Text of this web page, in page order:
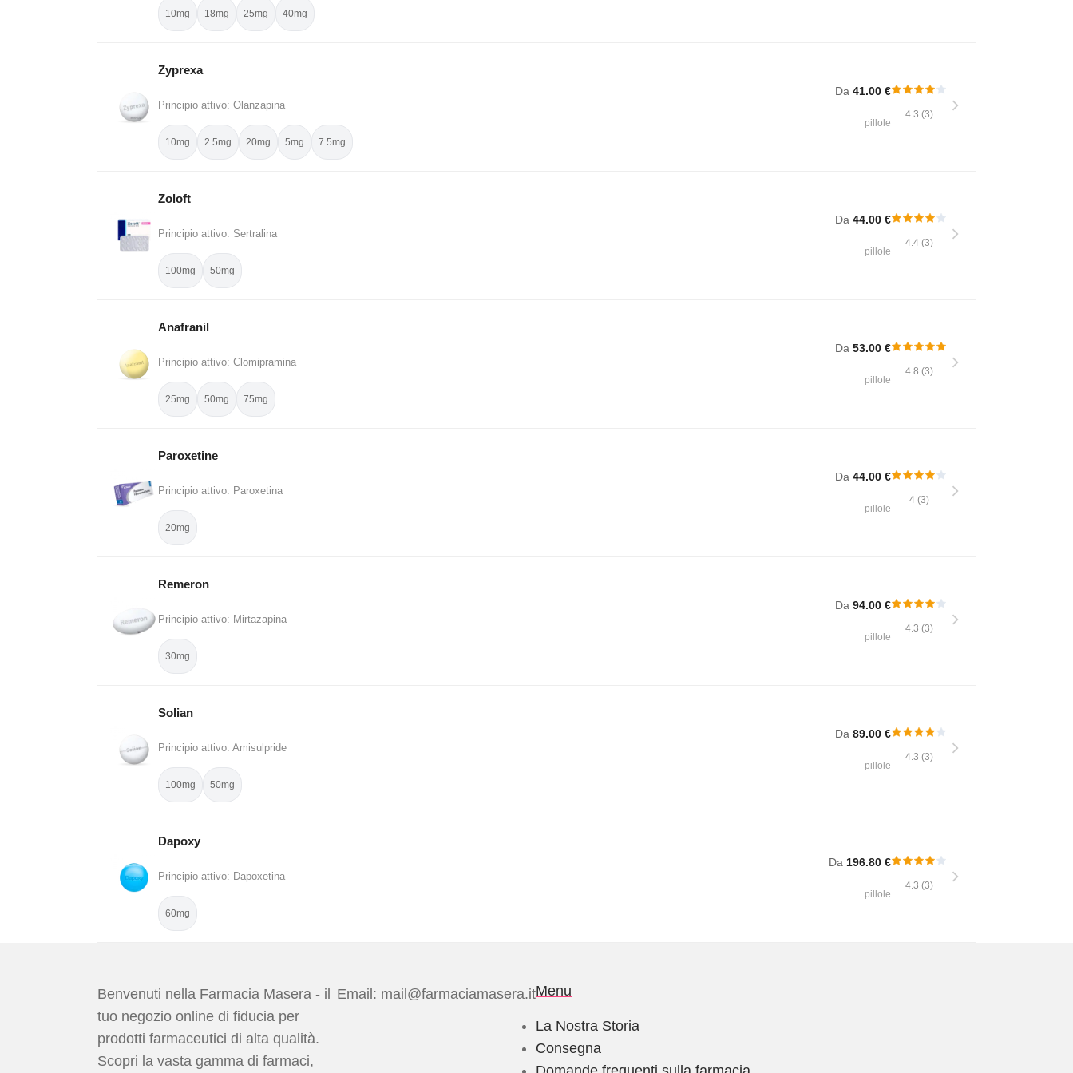
10mg 18mg 25mg 40mg
Zyprexa
Principio attivo: Olanzapina
10mg 2.5mg 20mg 5mg 7.5mg
Da 41.00 €
pillole
4.3 (3)
Zoloft
Principio attivo: Sertralina
100mg 50mg
Da 44.00 €
pillole
4.4 (3)
Anafranil
Principio attivo: Clomipramina
25mg 50mg 75mg
Da 53.00 €
pillole
4.8 (3)
Paroxetine
Principio attivo: Paroxetina
20mg
Da 44.00 €
pillole
4 (3)
Remeron
Principio attivo: Mirtazapina
30mg
Da 94.00 €
pillole
4.3 (3)
Solian
Principio attivo: Amisulpride
100mg 50mg
Da 89.00 €
pillole
4.3 (3)
Dapoxy
Principio attivo: Dapoxetina
60mg
Da 196.80 €
pillole
4.3 (3)
Benvenuti nella Farmacia Masera - il
tuo negozio online di fiducia per
prodotti farmaceutici di alta qualità.
Scopri la vasta gamma di farmaci,
Email: mail@farmaciamasera.itMenu
La Nostra Storia
Consegna